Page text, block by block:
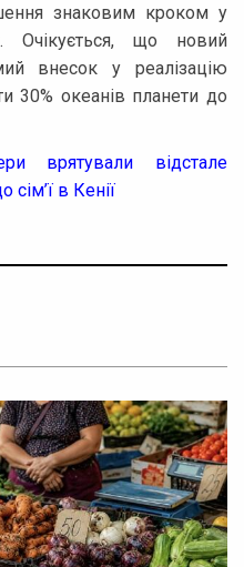
знаковим кроком у
Очікується, що новий
внесок у реалізацію
30% океанів планети до
врятували відстале
в Кенії